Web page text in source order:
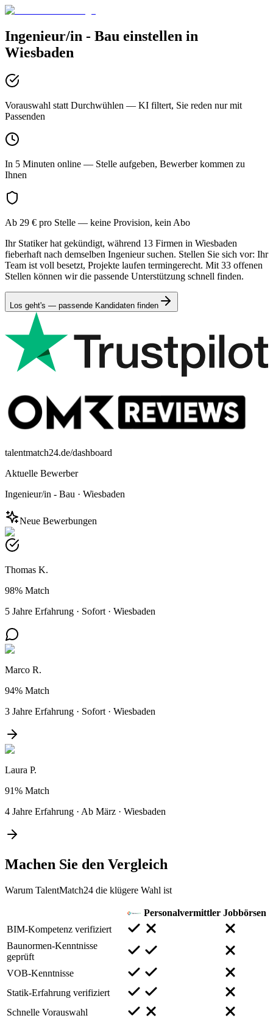
Ingenieur/in - Bau einstellen in
Wiesbaden
Vorauswahl statt Durchwühlen — KI filtert, Sie reden nur mit
Passenden
In 5 Minuten online — Stelle aufgeben, Bewerber kommen zu
Ihnen
Ab 29 € pro Stelle — keine Provision, kein Abo
Ihr Statiker hat gekündigt, während 13 Firmen in Wiesbaden
fieberhaft nach demselben Ingenieur suchen. Stellen Sie sich vor: Ihr
Team ist voll besetzt, Projekte laufen termingerecht. Mit 33 offenen
Stellen können wir die passende Unterstützung schnell finden.
Los geht's — passende Kandidaten finden
talentmatch24.de/dashboard
Aktuelle Bewerber
Ingenieur/in - Bau · Wiesbaden
Neue Bewerbungen
Thomas K.
98% Match
5 Jahre Erfahrung · Sofort · Wiesbaden
Marco R.
94% Match
3 Jahre Erfahrung · Sofort · Wiesbaden
Laura P.
91% Match
4 Jahre Erfahrung · Ab März · Wiesbaden
Machen Sie den Vergleich
Warum TalentMatch24 die klügere Wahl ist
Personalvermittler Jobbörsen
BIM-Kompetenz verifiziert
Baunormen-Kenntnisse
geprüft
VOB-Kenntnisse
Statik-Erfahrung verifiziert
Schnelle Vorauswahl